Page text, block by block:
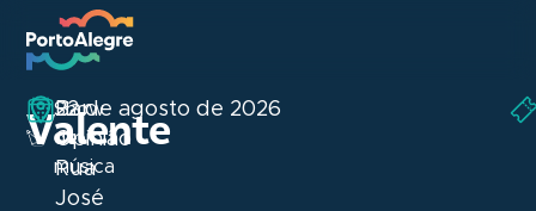
Show
de
música
Valente
Bar
Opinião
Rua
José
22 de agosto de 2026